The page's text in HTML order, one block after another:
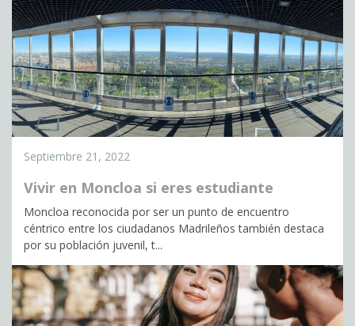
Septiembre 21, 2022
Vivir en Moncloa si eres estudiante
Moncloa reconocida por ser un punto de encuentro
céntrico entre los ciudadanos Madrileños también destaca
por su población juvenil, t...